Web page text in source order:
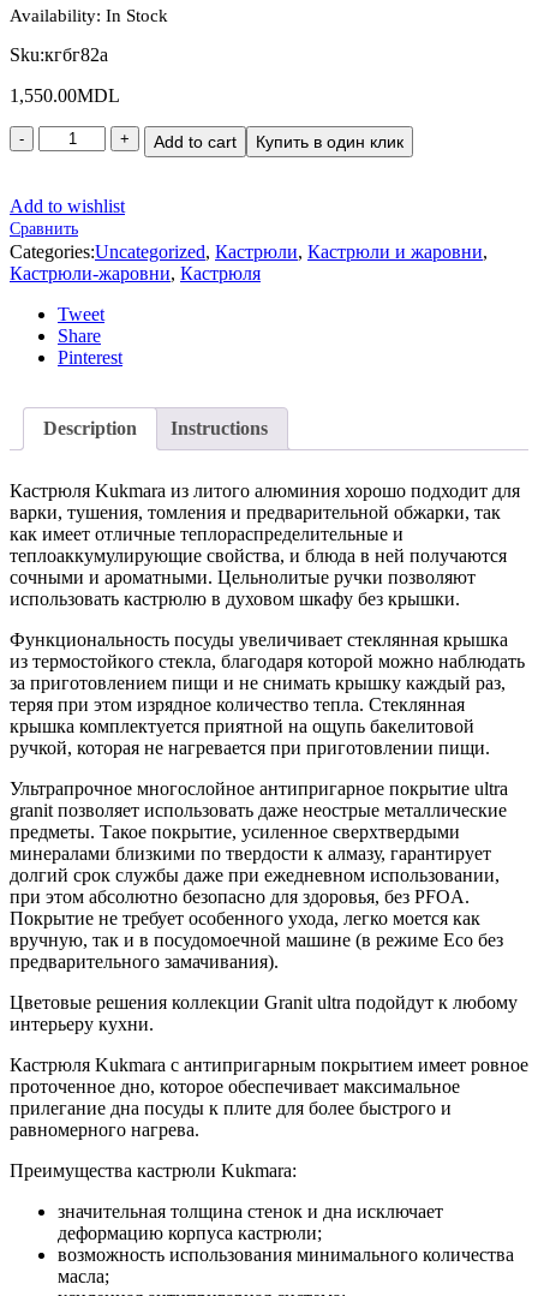
Availability: In Stock
Sku:кгбг82а
1,550.00MDL
Add to cart Купить в один клик
Add to wishlist
Сравнить
Categories:Uncategorized, Кастрюли, Кастрюли и жаровни,
Кастрюли-жаровни, Кастрюля
Tweet
Share
Pinterest
Description Instructions
Кастрюля Kukmara из литого алюминия хорошо подходит для
варки, тушения, томления и предварительной обжарки, так
как имеет отличные теплораспределительные и
теплоаккумулирующие свойства, и блюда в ней получаются
сочными и ароматными. Цельнолитые ручки позволяют
использовать кастрюлю в духовом шкафу без крышки.
Функциональность посуды увеличивает стеклянная крышка
из термостойкого стекла, благодаря которой можно наблюдать
за приготовлением пищи и не снимать крышку каждый раз,
теряя при этом изрядное количество тепла. Стеклянная
крышка комплектуется приятной на ощупь бакелитовой
ручкой, которая не нагревается при приготовлении пищи.
Ультрапрочное многослойное антипригарное покрытие ultra
granit позволяет использовать даже неострые металлические
предметы. Такое покрытие, усиленное сверхтвердыми
минералами близкими по твердости к алмазу, гарантирует
долгий срок службы даже при ежедневном использовании,
при этом абсолютно безопасно для здоровья, без PFOA.
Покрытие не требует особенного ухода, легко моется как
вручную, так и в посудомоечной машине (в режиме Eco без
предварительного замачивания).
Цветовые решения коллекции Granit ultra подойдут к любому
интерьеру кухни.
Кастрюля Kukmara с антипригарным покрытием имеет ровное
проточенное дно, которое обеспечивает максимальное
прилегание дна посуды к плите для более быстрого и
равномерного нагрева.
Преимущества кастрюли Kukmara:
значительная толщина стенок и дна исключает
деформацию корпуса кастрюли;
возможность использования минимального количества
масла;